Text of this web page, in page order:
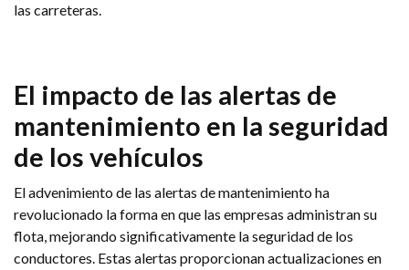
las carreteras.
El impacto de las alertas de
mantenimiento en la seguridad
de los vehículos
El advenimiento de las alertas de mantenimiento ha
revolucionado la forma en que las empresas administran su
flota, mejorando significativamente la seguridad de los
conductores. Estas alertas proporcionan actualizaciones en